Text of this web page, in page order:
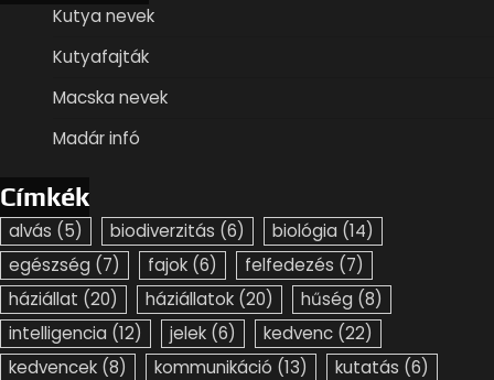
Kutya nevek
Kutyafajták
Macska nevek
Madár infó
Címkék
alvás (5) biodiverzitás (6) biológia (14)
egészség (7) fajok (6) felfedezés (7)
háziállat (20) háziállatok (20) hűség (8)
intelligencia (12) jelek (6) kedvenc (22)
kedvencek (8) kommunikáció (13) kutatás (6)